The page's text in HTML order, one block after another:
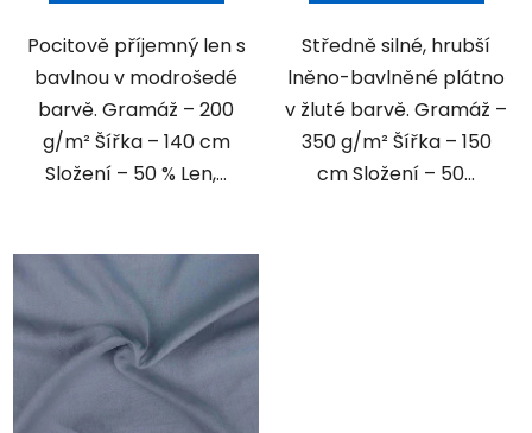
Pocitově příjemný len s
bavlnou v modrošedé
barvě. Gramáž – 200
g/m² Šířka – 140 cm
Složení – 50 % Len,...
Středně silné, hrubší
lněno-bavlněné plátno
v žluté barvě. Gramáž –
350 g/m² Šířka – 150
cm Složení – 50...